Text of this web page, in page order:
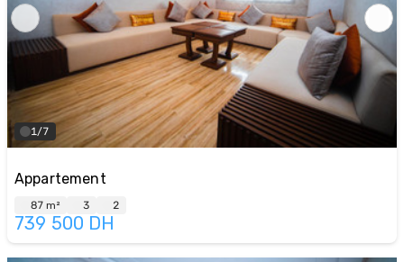
1/7
Appartement
87 m² 3 2
739 500 DH